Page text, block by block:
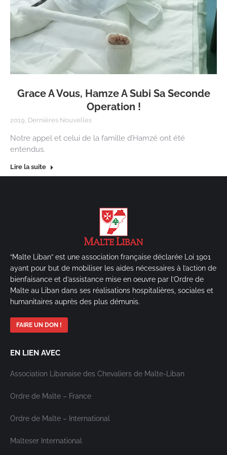
Grace A Vous, Hamze A Subi Sa Seconde
Operation !
2019, Dernières Nouvelles
Notre appel et celui de la famille d’Hamzé ont été
entendus.
Lire la suite
“Malte Liban” est une association française déclarée Loi 1901
ayant pour but de mobiliser les aides nécessaires à l’action de
bienfaisance et d’assistance mise en oeuvre par l’Ordre de
Malte au Liban dans ses réalisations hospitalières, sociales et
humanitaires auprès des plus démunis.
FAIRE UN DON !
EN LIEN AVEC
Association Libanaise des Chevaliers de Malte-Liban
Ordre de Malte – France
Ordre de Malte – International
Malteser International